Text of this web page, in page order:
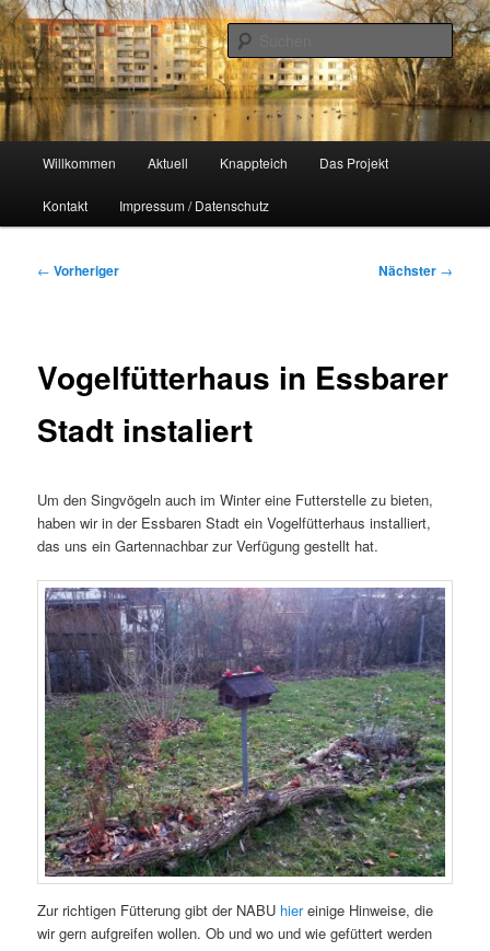
Zum
primären
Inhalt
springenUnser Knappteich
Naherholungsgebiet im Chemnitzer Yorckgebiet
Willkommen Aktuell Knappteich Das Projekt
Kontakt Impressum / Datenschutz
Beitragsnavigation
← Vorheriger Nächster →
Vogelfütterhaus in Essbarer
Stadt instaliert
Um den Singvögeln auch im Winter eine Futterstelle zu bieten,
haben wir in der Essbaren Stadt ein Vogelfütterhaus installiert,
das uns ein Gartennachbar zur Verfügung gestellt hat.
Zur richtigen Fütterung gibt der NABU hiereinige Hinweise, die
wir gern aufgreifen wollen. Ob und wo und wie gefüttert werden